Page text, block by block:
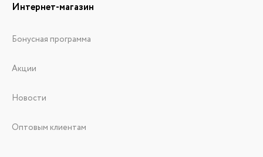
Интернет-магазин
Бонусная программа
Акции
Новости
Оптовым клиентам